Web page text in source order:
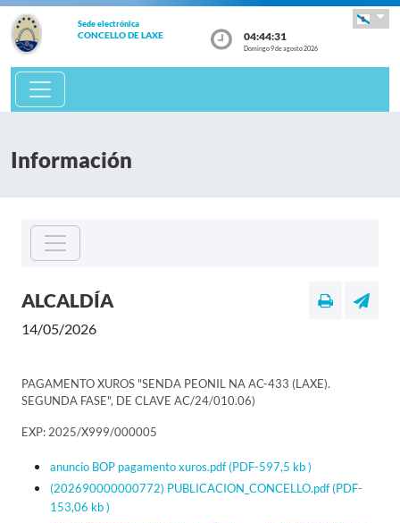
Sede electrónica
CONCELLO DE LAXE 04:44:31
Domingo 9 de agosto 2026
Información
ALCALDÍA
14/05/2026
PAGAMENTO XUROS "SENDA PEONIL NA AC-433 (LAXE).
SEGUNDA FASE", DE CLAVE AC/24/010.06)
EXP: 2025/X999/000005
anuncio BOP pagamento xuros.pdf(PDF-597,5 kb )
(202690000000772) PUBLICACION_CONCELLO.pdf(PDF-
153,06 kb )